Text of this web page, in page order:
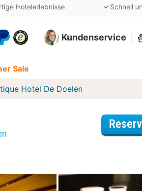
Hotelerlebnisse Schnell
Kundenservice
Sale
Hotel De Doelen